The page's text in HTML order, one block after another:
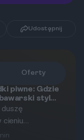
Udostępnij
Oferty
piwne: Gdzie
styl
cieniu